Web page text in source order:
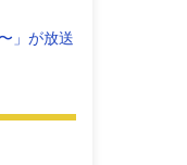
」が放送